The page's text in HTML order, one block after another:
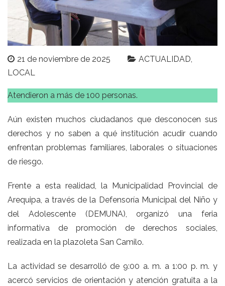
21 de noviembre de 2025
ACTUALIDAD
LOCAL
Atendieron a más de 100 personas.
Aún existen muchos ciudadanos que desconocen sus
derechos y no saben a qué institución acudir cuando
enfrentan problemas familiares, laborales o situaciones
de riesgo.
Frente a esta realidad, la Municipalidad Provincial de
Arequipa, a través de la Defensoría Municipal del Niño y
del Adolescente (DEMUNA), organizó una feria
informativa de promoción de derechos sociales,
realizada en la plazoleta San Camilo.
La actividad se desarrolló de 9:00 a. m. a 1:00 p. m. y
acercó servicios de orientación y atención gratuita a la